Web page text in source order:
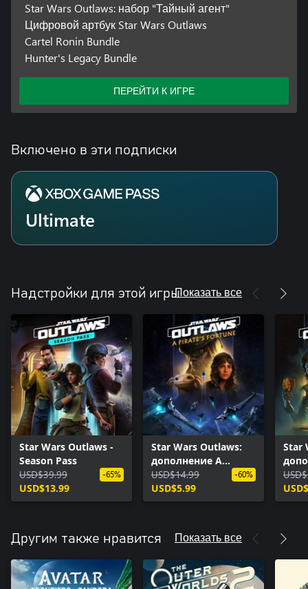
Star Wars Outlaws: набор "Тайный агент"
Цифровой артбук Star Wars Outlaws
Cartel Ronin Bundle
Hunter's Legacy Bundle
ПЕРЕЙТИ К ИГРЕ
Включено в эти подписки
Ultimate
Надстройки для этой игрыПоказать все
Star Wars Outlaws -
Season Pass
USD$39.99
USD$13.99
-65%
Star Wars Outlaws:
дополнение A
Pirate's Fortune
USD$14.99
USD$5.99
-60%
Star
Card
Другим также нравится Показать все